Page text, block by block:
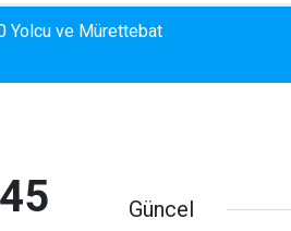
Yolcu ve Mürettebat
Güncel